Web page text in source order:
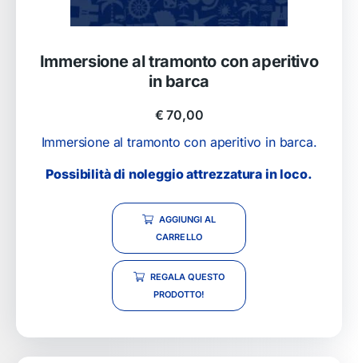
Immersione al tramonto con aperitivo
in barca
€ 70,00
Immersione al tramonto con aperitivo in barca.
Possibilità di noleggio attrezzatura in loco.
AGGIUNGI AL
CARRELLO
REGALA QUESTO
PRODOTTO!